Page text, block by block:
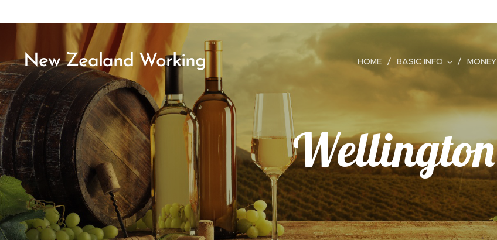
New Zealand Working
Holiday
HOME BASIC INFO MONEY
Wellington